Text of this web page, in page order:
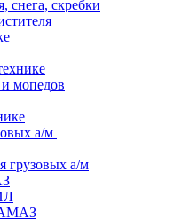
снега, скребки
мопедов
а/м
грузовых а/м